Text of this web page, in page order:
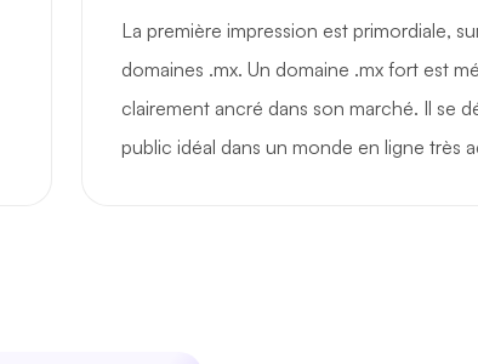
La première impression est primordiale,
domaines .mx. Un domaine .mx fort est
clairement ancré dans son marché. Il se
public idéal dans un monde en ligne très